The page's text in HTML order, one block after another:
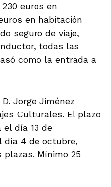
euros en
en habitación
seguro de viaje,
todas las
como la entrada a
Jorge Jiménez
Culturales. El plazo
el día 13 de
día 4 de octubre,
Mínimo 25